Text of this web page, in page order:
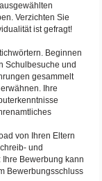
Verzichten Sie
ist gefragt!
Beginnen
Schulbesuche und
gesammelt
Ihre
von Ihren Eltern
und
Bewerbung kann
Bewerbungsschluss